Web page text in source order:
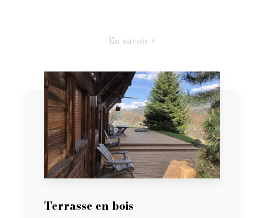
En savoir +
Terrasse en bois